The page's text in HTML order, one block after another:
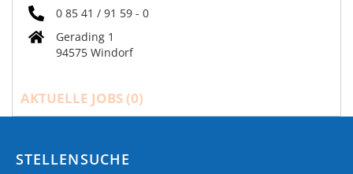
0 85 41 / 91 59 - 0
Gerading 1
94575 Windorf
AKTUELLE JOBS (0)
STELLENSUCHE